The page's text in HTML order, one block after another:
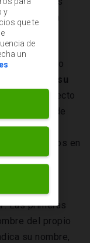
inversor con
por, como
añadido a su
respecto
Una de
disponer de
dividendos en
. Las primeras
del propio
su nombre,
y
que te
de
un